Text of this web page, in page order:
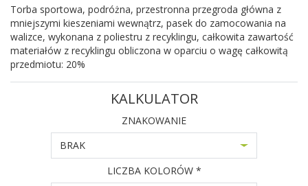
Torba sportowa, podróżna, przestronna przegroda główna z
mniejszymi kieszeniami wewnątrz, pasek do zamocowania na
walizce, wykonana z poliestru z recyklingu, całkowita zawartość
materiałów z recyklingu obliczona w oparciu o wagę całkowitą
przedmiotu: 20%
KALKULATOR
ZNAKOWANIE
BRAK
LICZBA KOLORÓW *